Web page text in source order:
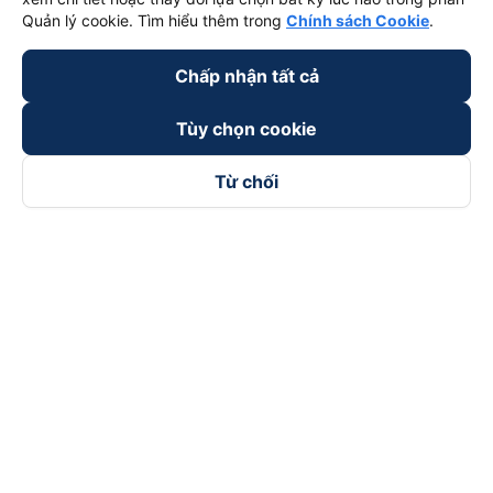
Quản lý cookie. Tìm hiểu thêm trong Chính sách Cookie.
Chấp nhận tất cả
Tùy chọn cookie
Từ chối